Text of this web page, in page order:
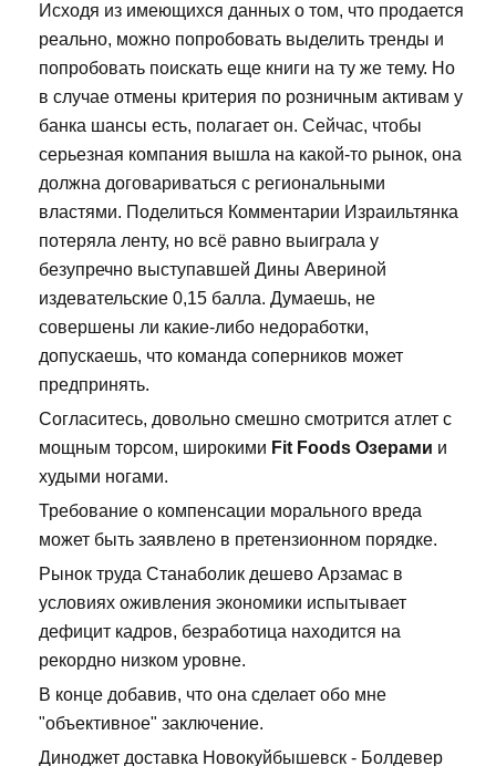
Исходя из имеющихся данных о том, что продается
реально, можно попробовать выделить тренды и
попробовать поискать еще книги на ту же тему. Но
в случае отмены критерия по розничным активам у
банка шансы есть, полагает он. Сейчас, чтобы
серьезная компания вышла на какой-то рынок, она
должна договариваться с региональными
властями. Поделиться Комментарии Израильтянка
потеряла ленту, но всё равно выиграла у
безупречно выступавшей Дины Авериной
издевательские 0,15 балла. Думаешь, не
совершены ли какие-либо недоработки,
допускаешь, что команда соперников может
предпринять.
Согласитесь, довольно смешно смотрится атлет с
мощным торсом, широкими Fit Foods Озерами и
худыми ногами.
Требование о компенсации морального вреда
может быть заявлено в претензионном порядке.
Рынок труда Станаболик дешево Арзамас в
условиях оживления экономики испытывает
дефицит кадров, безработица находится на
рекордно низком уровне.
В конце добавив, что она сделает обо мне
"объективное" заключение.
Диноджет доставка Новокуйбышевск - Болдевер